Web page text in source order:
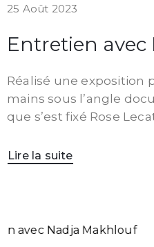
25 Août 2023
Entretien avec
Réalisé une exposition
mains sous l’angle
que s’est fixé Rose
Lire la suite